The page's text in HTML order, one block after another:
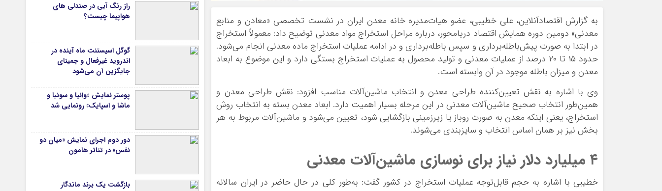
به گزارش اقتصادآنلاین، علی خطیبی، عضو هیات‌مدیره خانه معدن ایران در نشست تخصصی «معادن و منابع
معدنی» دومین دوره همایش اقتصاد دریا‌محور، درباره مراحل استخراج مواد معدنی توضیح داد: معمولاً استخراج
در ابتدا به صورت پیش‌باطله‌برداری و سپس باطله‌برداری و در ادامه عملیات استخراج ماده معدنی انجام می‌شود.
حدود ۱۵ تا ۲۰ درصد از عملیات معدنی و تولید محصول به عملیات استخراج بستگی دارد و این موضوع به ابعاد
معدن و میزان باطله موجود در آن وابسته است.
وی با اشاره به نقش تعیین‌کننده طراحی معدن و انتخاب ماشین‌آلات مناسب افزود: نقش طراحی معدن و
همین‌طور انتخاب صحیح ماشین‌آلات معدنی در این مرحله بسیار اهمیت دارد. ابعاد معدن بسته به انتخاب روش
استخراج، یعنی اینکه معدن به صورت روباز یا زیرزمینی بازگشایی شود، تعیین می‌شود و ماشین‌آلات مربوط به هر
بخش نیز بر همان اساس انتخاب و سایزبندی می‌شوند.
۴ میلیارد دلار نیاز برای نوسازی ماشین‌آلات معدنی
خطیبی با اشاره به حجم قابل‌توجه عملیات استخراج در کشور گفت: به‌طور کلی در حال حاضر در ایران سالانه
راز رنگ آبی در صندلی های
هواپیما چیست؟
گوگل اسیستنت ماه آینده در
اندروید غیرفعال و جمینای
جایگزین آن می‌شود
پوستر نمایش «وانیا و سونیا و
ماشا و اسپایک» رونمایی شد
دور دوم اجرای نمایش «میان دو
نفس» در تئاتر هامون
بازگشت یک برند ماندگار